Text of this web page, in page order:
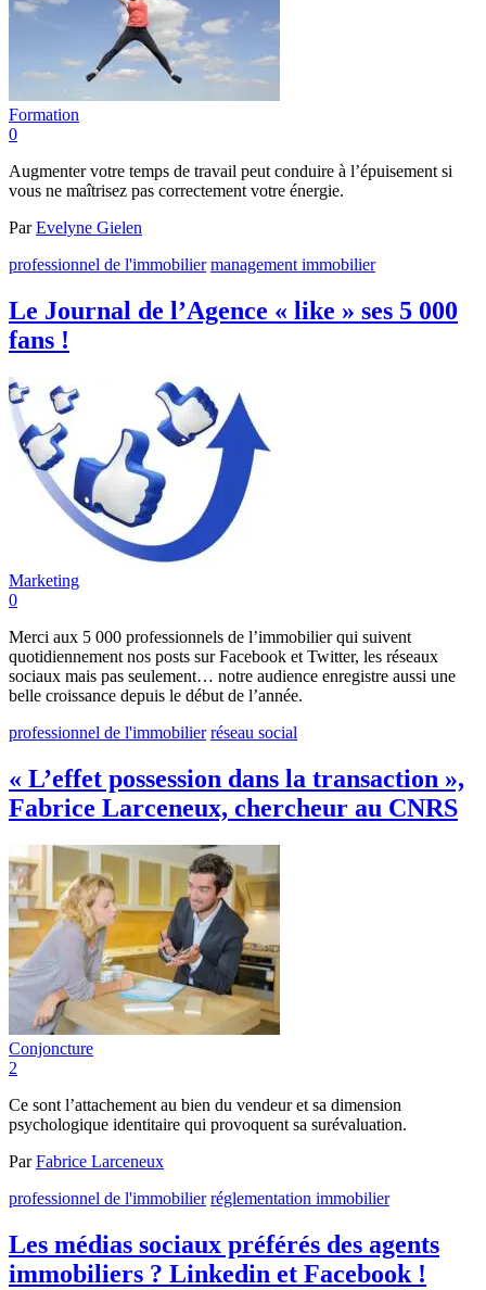
Formation
0
Augmenter votre temps de travail peut conduire à l’épuisement si
vous ne maîtrisez pas correctement votre énergie.
ParEvelyne Gielen
professionnel de l'immobilier management immobilier
Le Journal de l’Agence « like » ses 5 000
fans !
Marketing
0
Merci aux 5 000 professionnels de l’immobilier qui suivent
quotidiennement nos posts sur Facebook et Twitter, les réseaux
sociaux mais pas seulement… notre audience enregistre aussi une
belle croissance depuis le début de l’année.
professionnel de l'immobilier réseau social
« L’effet possession dans la transaction »,
Fabrice Larceneux, chercheur au CNRS
Conjoncture
2
Ce sont l’attachement au bien du vendeur et sa dimension
psychologique identitaire qui provoquent sa surévaluation.
ParFabrice Larceneux
professionnel de l'immobilier réglementation immobilier
Les médias sociaux préférés des agents
immobiliers ? Linkedin et Facebook !